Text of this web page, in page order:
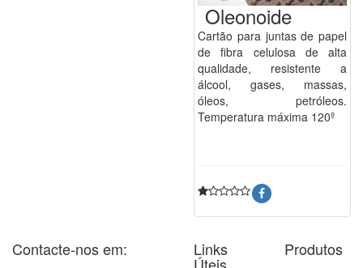
Oleonoide
Cartão para juntas de papel
de fibra celulosa de alta
qualidade, resistente a
álcool, gases, massas,
óleos, petróleos.
Temperatura máxima 120º
Contacte-nos em: Links
Úteis
Produtos